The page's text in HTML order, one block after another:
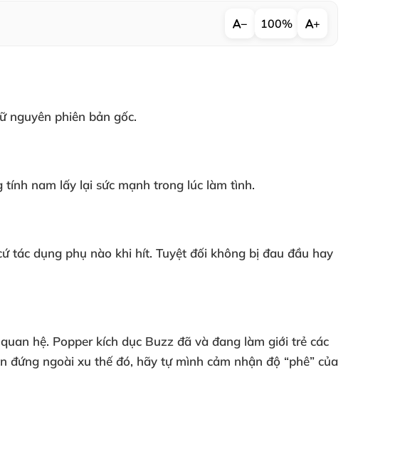
− 100% +
nguyên phiên bản gốc.
tính nam lấy lại sức mạnh trong lúc làm tình.
tác dụng phụ nào khi hít. Tuyệt đối không bị đau đầu hay
hệ. Popper kích dục Buzz đã và đang làm giới trẻ các
đứng ngoài xu thế đó, hãy tự mình cảm nhận độ “phê” của